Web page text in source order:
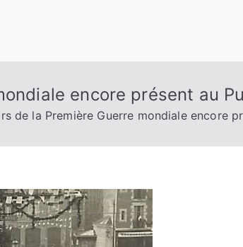
encore présent au
de la Première Guerre mondiale encore